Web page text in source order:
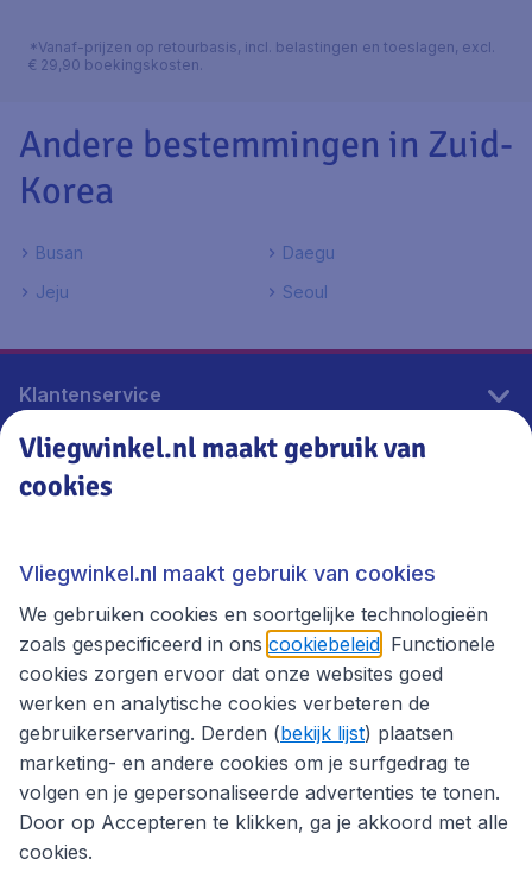
*Vanaf-prijzen op retourbasis, incl. belastingen en toeslagen, excl.
€ 29,90 boekingskosten.
Andere bestemmingen in Zuid-
Korea
Busan
Daegu
Jeju
Seoul
Klantenservice
Vliegwinkel.nl
Thema's
Vliegwinkel.nl maakt gebruik van
cookies
Vliegwinkel.nl maakt gebruik van cookies
We gebruiken cookies en soortgelijke technologieën
zoals gespecificeerd in ons cookiebeleid . Functionele
cookies zorgen ervoor dat onze websites goed
werken en analytische cookies verbeteren de
gebruikerservaring. Derden (bekijk lijst) plaatsen
marketing- en andere cookies om je surfgedrag te
volgen en je gepersonaliseerde advertenties te tonen.
Door op Accepteren te klikken, ga je akkoord met alle
cookies.